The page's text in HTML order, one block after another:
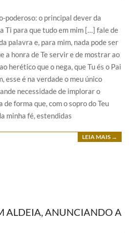
poderoso: o principal dever da
Ti para que tudo em mim […] fale de
palavra e, para mim, nada pode ser
a honra de Te servir e de mostrar ao
herético que o nega, que Tu és o Pai
esse é na verdade o meu único
necessidade de implorar o
forma que, com o sopro do Teu
minha fé, estendidas
LEIA MAIS →
ALDEIA, ANUNCIANDO A